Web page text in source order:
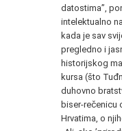
datostima”,
intelektualno
kada je sav
pregledno i
historijskog
kursa (što
duhovno
biser-rečenicu
Hrvatima, o